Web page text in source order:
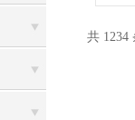
共 1234